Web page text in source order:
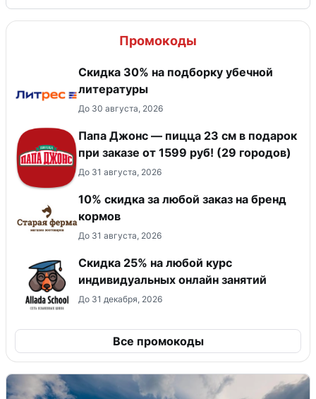
Промокоды
Скидка 30% на подборку убечной
литературы
До 30 августа, 2026
Папа Джонс — пицца 23 см в подарок
при заказе от 1599 руб! (29 городов)
До 31 августа, 2026
10% скидка за любой заказ на бренд
кормов
До 31 августа, 2026
Скидка 25% на любой курс
индивидуальных онлайн занятий
До 31 декабря, 2026
Все промокоды